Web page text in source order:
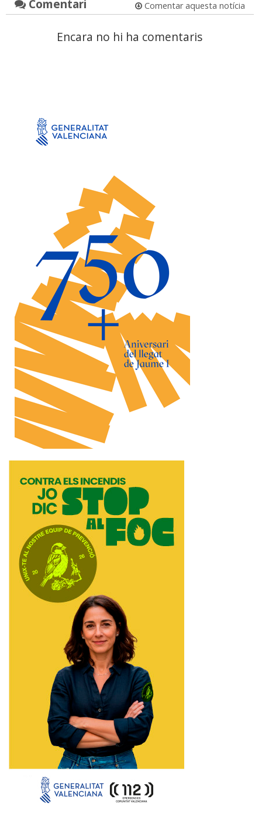
Comentari Comentar aquesta notícia
Encara no hi ha comentaris